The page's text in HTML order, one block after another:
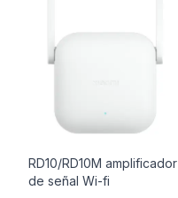
RD10/RD10M amplificador
de señal Wi-fi